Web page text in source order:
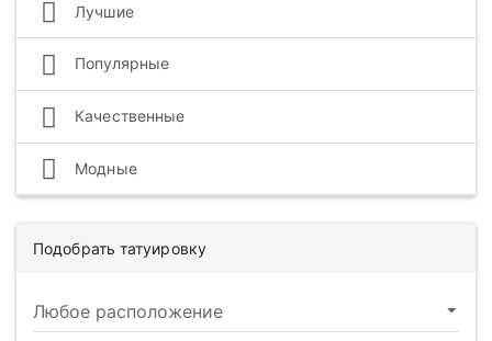
Лучшие
Популярные
Качественные
Модные
Подобрать татуировку